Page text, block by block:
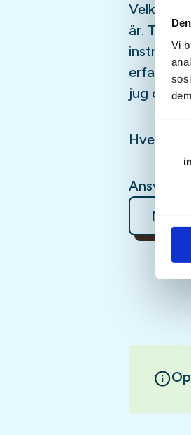
Vi
år. Ta
erfarne
jug og
Hver
Mer